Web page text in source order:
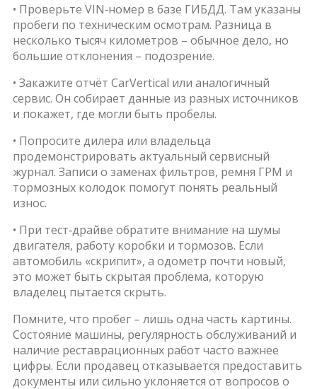
• Проверьте VIN‑номер в базе ГИБДД. Там указаны
пробеги по техническим осмотрам. Разница в
несколько тысяч километров – обычное дело, но
большие отклонения – подозрение.
• Закажите отчёт CarVertical или аналогичный
сервис. Он собирает данные из разных источников
и покажет, где могли быть пробелы.
• Попросите дилера или владельца
продемонстрировать актуальный сервисный
журнал. Записи о заменах фильтров, ремня ГРМ и
тормозных колодок помогут понять реальный
износ.
• При тест‑драйве обратите внимание на шумы
двигателя, работу коробки и тормозов. Если
автомобиль «скрипит», а одометр почти новый,
это может быть скрытая проблема, которую
владелец пытается скрыть.
Помните, что пробег – лишь одна часть картины.
Состояние машины, регулярность обслуживаний и
наличие реставрационных работ часто важнее
цифры. Если продавец отказывается предоставить
документы или сильно уклоняется от вопросов о